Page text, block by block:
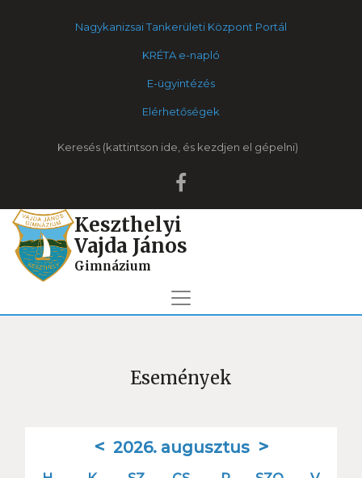
Nagykanizsai Tankerületi Központ Portál
KRÉTA e-napló
E-ügyintézés
Elérhetőségek
Keresés
Keszthelyi
Vajda János
Gimnázium
Események
< 2026. augusztus >